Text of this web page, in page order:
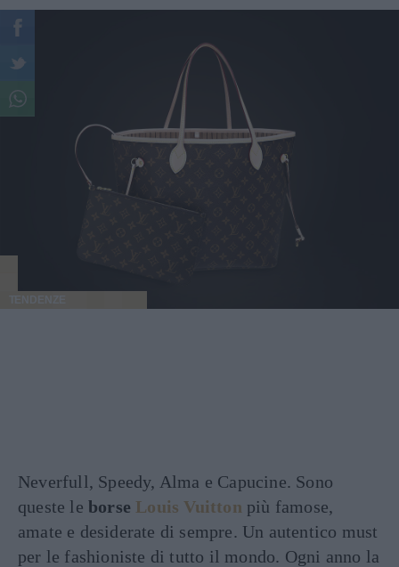
TENDENZE
Neverfull, Speedy, Alma e Capucine. Sono
queste le borse Louis Vuitton più famose,
amate e desiderate di sempre. Un autentico must
per le fashioniste di tutto il mondo. Ogni anno la